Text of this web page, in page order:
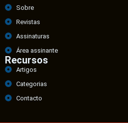
Sobre
Revistas
Assinaturas
Área assinante
Recursos
Artigos
Categorias
Contacto